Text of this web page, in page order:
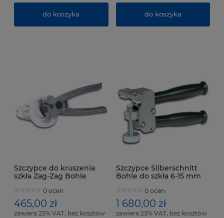
do koszyka do koszyka
Szczypce do kruszenia
szkła Zag-Zag Bohle
0 ocen
465,00 zł
zawiera 23% VAT, bez kosztów
Szczypce Silberschnitt
Bohle do szkła 6-15 mm
0 ocen
1 680,00 zł
zawiera 23% VAT, bez kosztów